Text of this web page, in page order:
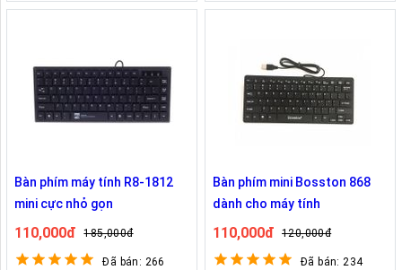
Bàn phím máy tính R8-1812
mini cực nhỏ gọn
110,000đ 185,000đ
Đã bán: 266
Bàn phím mini Bosston 868
dành cho máy tính
110,000đ 120,000đ
Đã bán: 234